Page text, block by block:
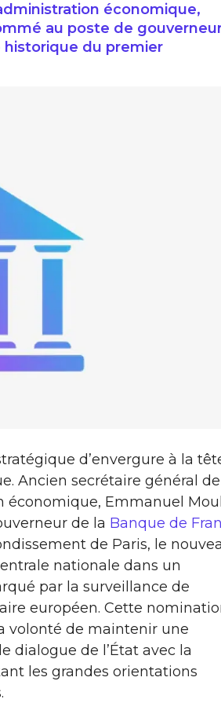
économique,
au poste de
historique du premier
d’envergure à la
Ancien secrétaire général de
économique, Emmanuel
de la Banque de
de Paris, le
nationale dans un
par la surveillance de
européen. Cette
volonté de maintenir une
dialogue de l’État avec la
les grandes orientations